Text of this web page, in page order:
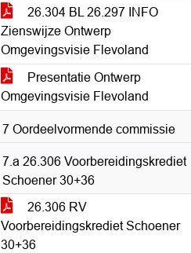
26.304 BL 26.297 INFO
Zienswijze Ontwerp
Omgevingsvisie Flevoland
Presentatie Ontwerp
Omgevingsvisie Flevoland
7 Oordeelvormende commissie
7.a 26.306 Voorbereidingskrediet
Schoener 30+36
26.306 RV
Voorbereidingskrediet Schoener
30+36